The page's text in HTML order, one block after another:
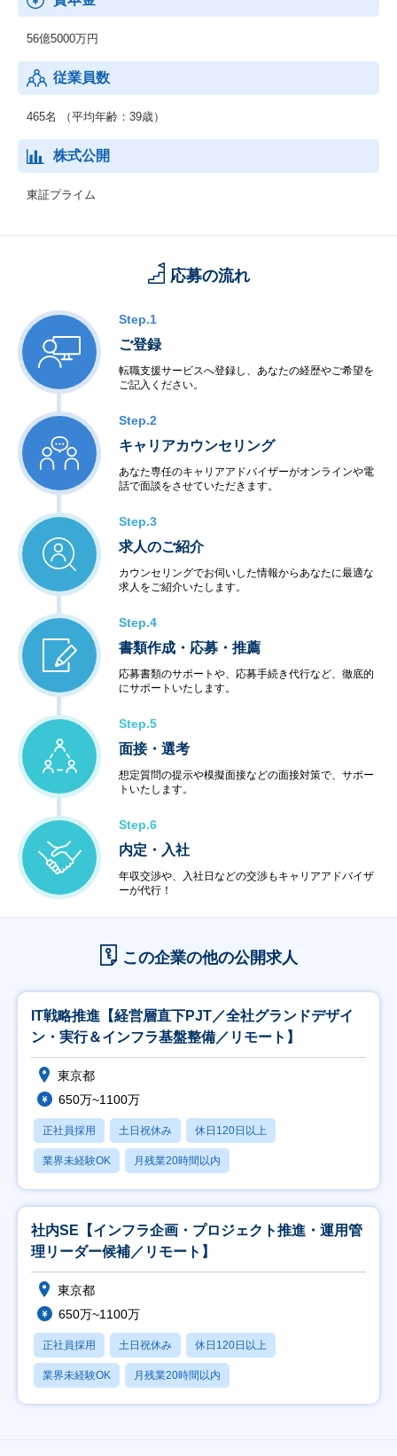
より商社機能を強化
56億5000万円
従業員数
465名 （平均年齢：39歳）
株式公開
東証プライム
応募の流れ
Step.1
ご登録
転職支援サービスへ登録し、あなたの経歴やご希望を
ご記入ください。
Step.2
キャリアカウンセリング
あなた専任のキャリアアドバイザーがオンラインや電
話で面談をさせていただきます。
Step.3
求人のご紹介
カウンセリングでお伺いした情報からあなたに最適な
求人をご紹介いたします。
Step.4
書類作成・応募・推薦
応募書類のサポートや、応募手続き代行など、徹底的
にサポートいたします。
Step.5
面接・選考
想定質問の提示や模擬面接などの面接対策で、サポー
トいたします。
Step.6
内定・入社
年収交渉や、入社日などの交渉もキャリアアドバイザ
ーが代行！
この企業の他の公開求人
IT戦略推進【経営層直下PJT／全社グランドデザイ
ン・実行＆インフラ基盤整備／リモート】
東京都
650万~1100万
正社員採用 土日祝休み 休日120日以上
業界未経験OK 月残業20時間以内
社内SE【インフラ企画・プロジェクト推進・運用管
理リーダー候補／リモート】
東京都
650万~1100万
正社員採用 土日祝休み 休日120日以上
業界未経験OK 月残業20時間以内